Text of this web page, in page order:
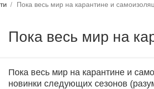
/ Пока весь мир на карантине и
Пока весь мир на
Пока весь мир на карантине и
новинки следующих сезонов